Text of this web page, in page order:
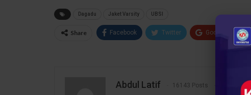
Dagadu Jaket Varsity UBSI
Share Facebook Twitter Google+
Abdul Latif 16143 Posts